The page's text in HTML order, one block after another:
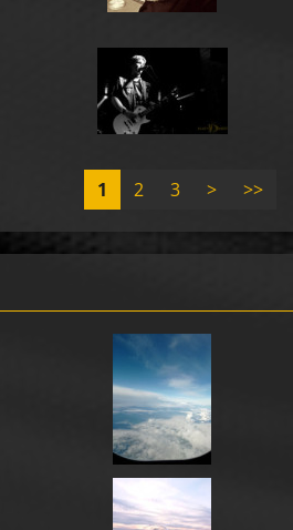
1 2 3 > >>